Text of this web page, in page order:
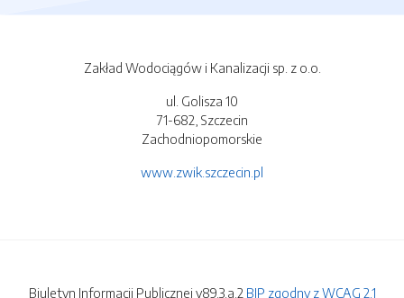
Zakład Wodociągów i Kanalizacji sp. z o.o.
ul. Golisza 10
71-682, Szczecin
Zachodniopomorskie
www.zwik.szczecin.pl
Biuletyn Informacji Publicznej v89.3.a.2 BIP zgodny z WCAG 2.1